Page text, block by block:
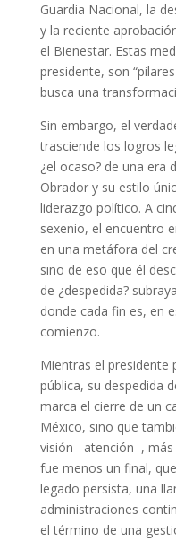
Guardia Nacional, la
y la reciente
el Bienestar. Estas
presidente, son
busca una
Sin embargo, el
trasciende los logros
¿el ocaso? de una era
Obrador y su estilo
liderazgo político. A
sexenio, el encuentro
en una metáfora del
sino de eso que él
de ¿despedida?
donde cada fin es, en
comienzo.
Mientras el presidente
pública, su despedida
marca el cierre de un
México, sino que
visión –atención–,
fue menos un final,
legado persista, una
administraciones
el término de una